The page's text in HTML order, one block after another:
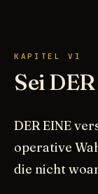
KAPITEL VI
Sei
DER EINE
operative
die nicht